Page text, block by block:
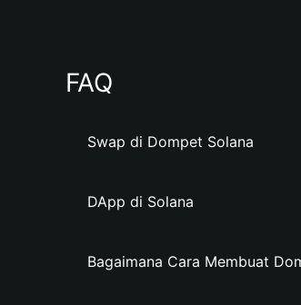
FAQ
Swap di Dompet Solana
DApp di Solana
Bagaimana Cara Membuat